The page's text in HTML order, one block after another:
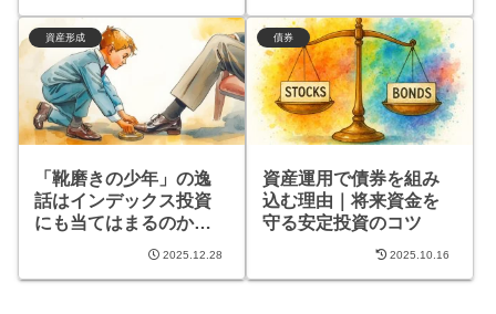
資産形成
「靴磨きの少年」の逸
話はインデックス投資
にも当てはまるのか｜
投資史から考える市場
2025.12.28
債券
資産運用で債券を組み
込む理由｜将来資金を
守る安定投資のコツ
2025.10.16